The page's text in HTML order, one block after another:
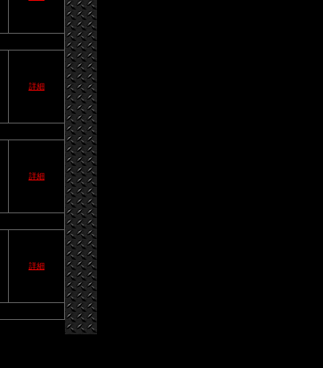
詳細
詳細
詳細